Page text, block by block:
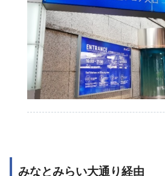
みなとみらい大通り経由